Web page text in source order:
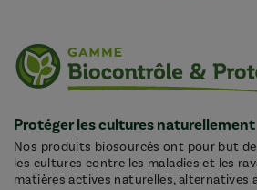
Protéger les cultures naturellement
Nos produits biosourcés ont pour but
les cultures contre les maladies et les
matières actives naturelles, alternatives